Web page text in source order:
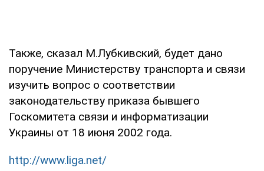
Также, сказал М.Лубкивский, будет дано
поручение Министерству транспорта и связи
изучить вопрос о соответствии
законодательству приказа бывшего
Госкомитета связи и информатизации
Украины от 18 июня 2002 года.
http://www.liga.net/